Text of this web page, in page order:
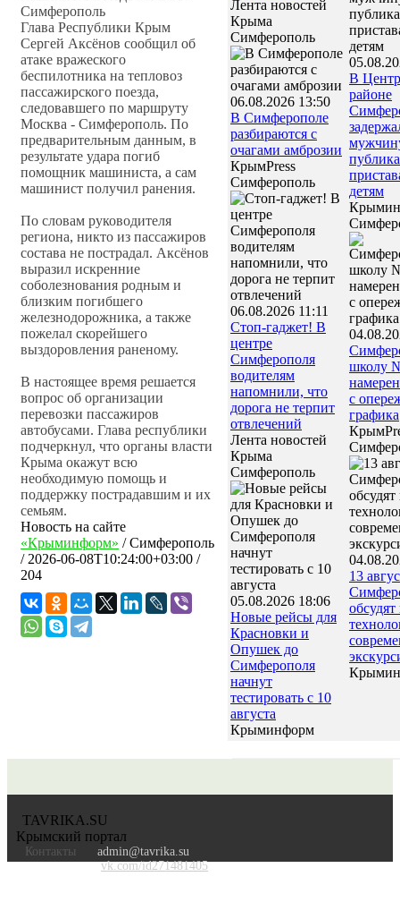
Глава Республики Крым
Сергей Аксёнов сообщил об
атаке вражеского
беспилотника на тепловоз
пассажирского поезда,
следовавшего по маршруту
Москва - Симферополь. По
предварительным данным, в
результате удара погиб
помощник машиниста, а сам
машинист получил ранения.
По словам руководителя
региона, никто из пассажиров
состава не пострадал. Аксёнов
выразил искренние
соболезнования родным и
близким погибшего
железнодорожника, а также
пожелал скорейшего
выздоровления раненому.
В настоящее время решается
вопрос об организации
перевозки пассажиров
автобусами. Глава республики
подчеркнул, что органы власти
Крыма окажут всю
необходимую помощь и
поддержку пострадавшим и их
семьям.
Новость на сайте
«Крыминформ» /Симферополь
/ 2026-06-08T10:24:00+03:00 /
204
Лента новостей
Крыма
Симферополь
06.08.2026 13:50
В Симферополе
разбираются с
очагами амброзии
КрымPress
Симферополь
06.08.2026 11:11
Стоп-гаджет! В
центре
Симферополя
водителям
напомнили, что
дорога не терпит
отвлечений
Лента новостей
Крыма
Симферополь
05.08.2026 18:06
Новые рейсы для
Красновки и
Опушек до
Симферополя
начнут
тестировать с 10
августа
Крыминформ
В
районе
детям
школу
с
графика
13
TAVRIKA.SU
Крымский портал
Контакты
admin@tavrika.su
vk.com/id271481405